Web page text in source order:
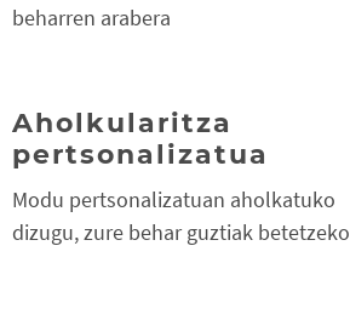
beharren arabera
Aholkularitza
pertsonalizatua
Modu pertsonalizatuan aholkatuko
dizugu, zure behar guztiak betetzeko